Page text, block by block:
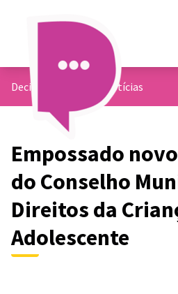
Decide Contagem Notícias
Empossado
do Conselho
Direitos da
Adolescente